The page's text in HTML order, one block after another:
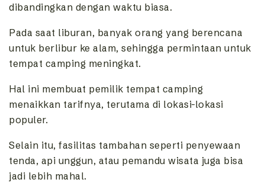
dibandingkan dengan waktu biasa.
Pada saat liburan, banyak orang yang berencana
untuk berlibur ke alam, sehingga permintaan untuk
tempat camping meningkat.
Hal ini membuat pemilik tempat camping
menaikkan tarifnya, terutama di lokasi-lokasi
populer.
Selain itu, fasilitas tambahan seperti penyewaan
tenda, api unggun, atau pemandu wisata juga bisa
jadi lebih mahal.